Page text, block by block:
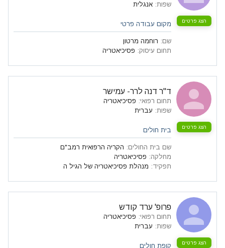
הצג פרטים
שפות: אנגלית
מקום עבודה פרטי
שם: רוחמה מרטון
תחום עיסוק: פסיכיאטריה
הצג פרטים
ד"ר דנה לרר- עמישר
תחום רפואי: פסיכיאטריה
שפות: עברית
בית חולים
שם בית החולים: הקריה הרפואית רמב"ם
מחלקה: פסיכיאטריה‏ ‏
תפקיד: מנהלת פסיכיאטריה של הגיל ה
הצג פרטים
פרופ' ערד קודש
תחום רפואי: פסיכיאטריה
שפות: עברית
קופת חולים